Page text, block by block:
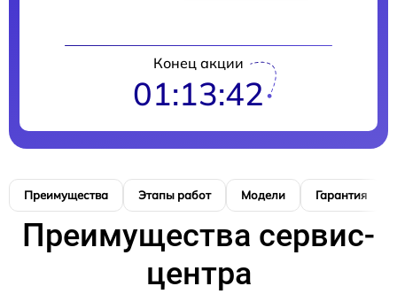
Конец акции
01:13:41
Преимущества Этапы работ Модели Гарантия
Преимущества сервис-
центра